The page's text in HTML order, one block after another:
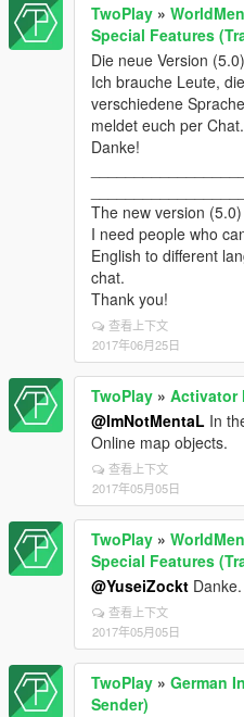
TwoPlay »
Special Features
Die neue Version
Ich brauche Leute,
verschiedene
meldet euch per Chat.
Danke!
The new version
I need people who
English to different
chat.
Thank you!
查看上下文
2017年06月25日
TwoPlay » Activator
@ImNotMentaL In
Online map objects.
查看上下文
2017年05月05日
TwoPlay »
Special Features
@YuseiZockt Danke.
查看上下文
2017年05月05日
TwoPlay » German
Sender)